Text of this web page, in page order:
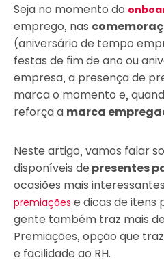
Seja no momento do
emprego, nas
(aniversário de tempo
festas de fim de ano ou
empresa, a presença de
marca o momento e,
reforça a marca
Neste artigo, vamos falar
disponíveis de presentes
ocasiões mais
premiações e dicas de itens
gente também traz mais
Premiações, opção que
e facilidade ao RH.